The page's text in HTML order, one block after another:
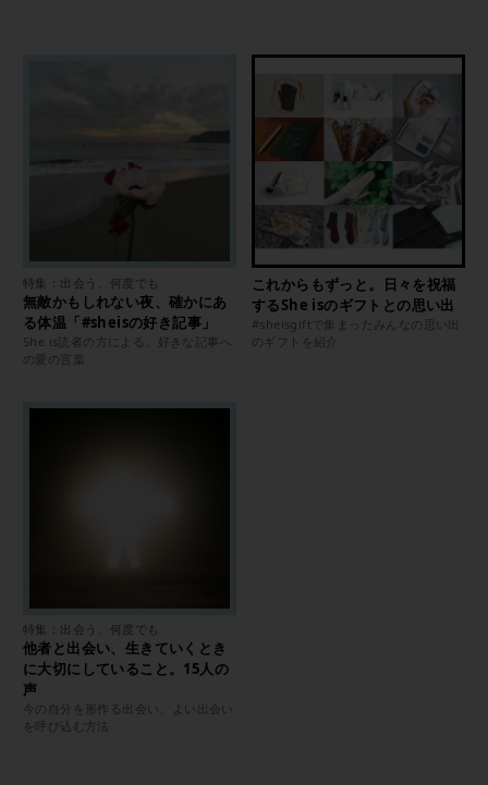
特集：出会う、何度でも
無敵かもしれない夜、確かにあ
る体温「#sheisの好き記事」
She is読者の方による、好きな記事へ
の愛の言葉
これからもずっと。日々を祝福
するShe isのギフトとの思い出
#sheisgiftで集まったみんなの思い出
のギフトを紹介
特集：出会う、何度でも
他者と出会い、生きていくとき
に大切にしていること。15人の
声
今の自分を形作る出会い、よい出会い
を呼び込む方法